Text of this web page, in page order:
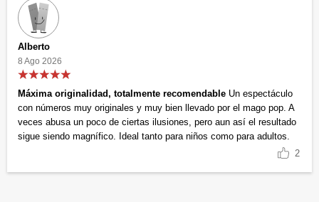
Alberto
8 Ago 2026
Máxima originalidad, totalmente recomendable Un espectáculo
con números muy originales y muy bien llevado por el mago pop. A
veces abusa un poco de ciertas ilusiones, pero aun así el resultado
sigue siendo magnífico. Ideal tanto para niños como para adultos.
2